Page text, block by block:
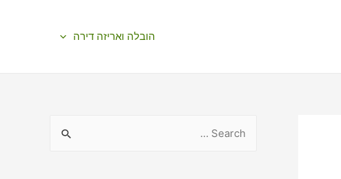
הובלה ואריזה דירה